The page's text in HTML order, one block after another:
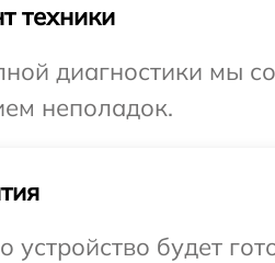
техники
диагностики мы
неполадок.
устройство будет